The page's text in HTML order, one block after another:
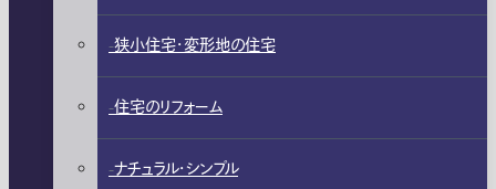
狭小住宅・変形地の住宅
住宅のリフォーム
ナチュラル・シンプル